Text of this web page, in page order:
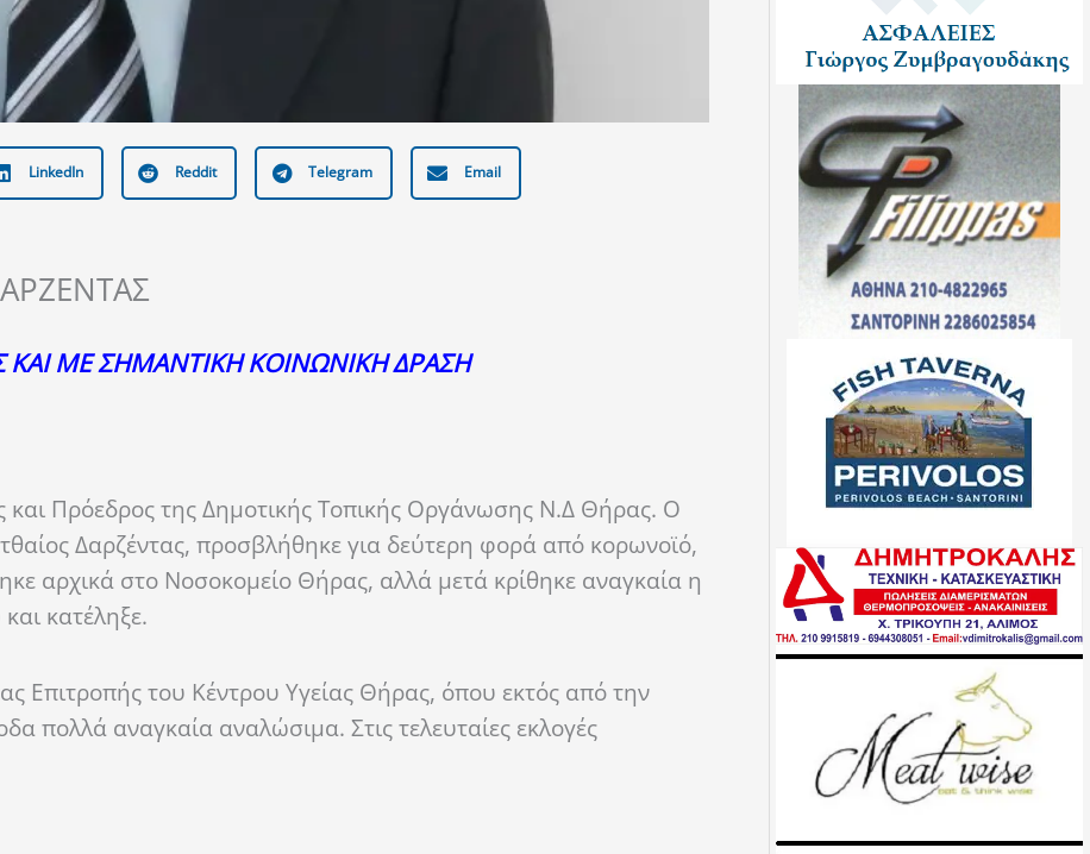
LinkedIn Reddit Telegram Email
ΜΕ ΣΗΜΑΝΤΙΚΗ ΚΟΙΝΩΝΙΚΗ ΔΡΑΣΗ
και Πρόεδρος της Δημοτικής Τοπικής Οργάνωσης Ν.Δ Θήρας. Ο
Δαρζέντας, προσβλήθηκε για δεύτερη φορά από κορωνοϊό,
αρχικά στο Νοσοκομείο Θήρας, αλλά μετά κρίθηκε αναγκαία η
κατέληξε.
Επιτροπής του Κέντρου Υγείας Θήρας, όπου εκτός από την
πολλά αναγκαία αναλώσιμα. Στις τελευταίες εκλογές